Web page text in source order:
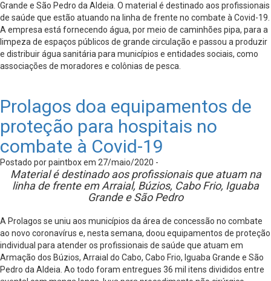
Grande e São Pedro da Aldeia. O material é destinado aos profissionais
de saúde que estão atuando na linha de frente no combate à Covid-19.
A empresa está fornecendo água, por meio de caminhões pipa, para a
limpeza de espaços públicos de grande circulação e passou a produzir
e distribuir água sanitária para municípios e entidades sociais, como
associações de moradores e colônias de pesca.
Prolagos doa equipamentos de
proteção para hospitais no
combate à Covid-19
Postado por paintbox em 27/maio/2020 -
Material é destinado aos profissionais que atuam na
linha de frente em Arraial, Búzios, Cabo Frio, Iguaba
Grande e São Pedro
A Prolagos se uniu aos municípios da área de concessão no combate
ao novo coronavírus e, nesta semana, doou equipamentos de proteção
individual para atender os profissionais de saúde que atuam em
Armação dos Búzios, Arraial do Cabo, Cabo Frio, Iguaba Grande e São
Pedro da Aldeia. Ao todo foram entregues 36 mil itens divididos entre